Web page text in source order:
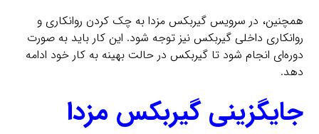
همچنین، در سرویس گیربکس مزدا به چک کردن روانکاری و
روانکاری داخلی گیربکس نیز توجه شود. این کار باید به صورت
دوره‌ای انجام شود تا گیربکس در حالت بهینه به کار خود ادامه
دهد.
جایگزینی گیربکس مزدا